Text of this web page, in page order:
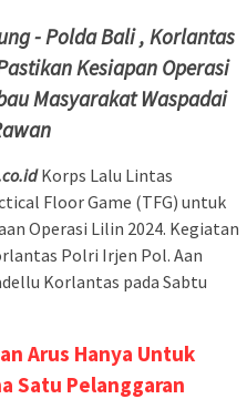
- Polda Bali , Korlantas
Kesiapan Operasi
Masyarakat Waspadai
Korps Lalu Lintas
Floor Game (TFG) untuk
Operasi Lilin 2024. Kegiatan
Polri Irjen Pol. Aan
Korlantas pada Sabtu
Arus Hanya Untuk
Satu Pelanggaran